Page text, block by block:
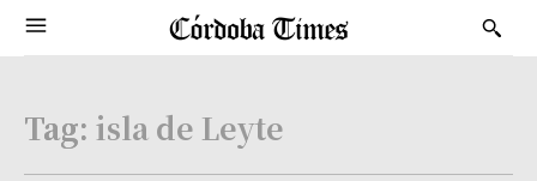
Tag: isla de Leyte